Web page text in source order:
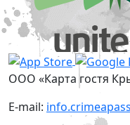
ООО «Карта гостя
E-mail: